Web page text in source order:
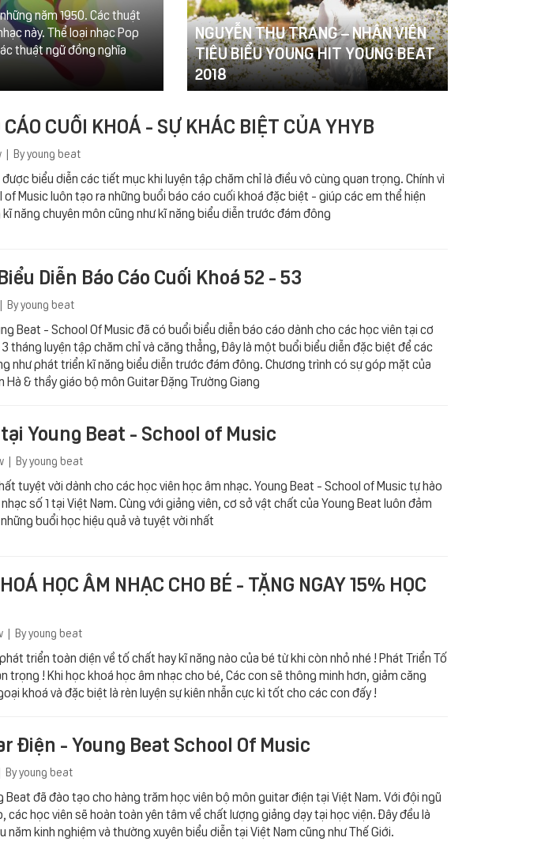
năm 1950. Các thuật
này. Thể loại nhạc Pop
thuật ngữ đồng nghĩa
NGUYỄN THU TRANG – NHÂN VIÊN
TIÊU BIỂU YOUNG HIT YOUNG BEAT
2018
CUỐI KHOÁ - SỰ KHÁC BIỆT CỦA YHYB
| By young beat
biểu diễn các tiết mục khi luyện tập chăm chỉ là điều vô cùng quan trọng. Chính vì
of Music luôn tạo ra những buổi báo cáo cuối khoá đặc biệt - giúp các em thể hiện
năng chuyên môn cũng như kĩ năng biểu diễn trước đám đông
Diễn Báo Cáo Cuối Khoá 52 - 53
By young beat
Beat - School Of Music đã có buổi biểu diễn báo cáo dành cho các học viên tại cơ
tháng luyện tập chăm chỉ và căng thẳng, Đây là một buổi biểu diễn đặc biệt để các
như phát triển kĩ năng biểu diễn trước đám đông. Chương trình có sự góp mặt của
Hà & thầy giáo bộ môn Guitar Đặng Trường Giang
Young Beat - School of Music
| By young beat
tuyệt vời dành cho các học viên học âm nhạc. Young Beat - School of Music tự hào
số 1 tại Việt Nam. Cùng với giảng viên, cơ sở vật chất của Young Beat luôn đảm
buổi học hiệu quả và tuyệt vời nhất
HỌC ÂM NHẠC CHO BÉ - TẶNG NGAY 15% HỌC
| By young beat
triển toàn diện về tố chất hay kĩ năng nào của bé từ khi còn nhỏ nhé ! Phát Triển Tố
trọng ! Khi học khoá học âm nhạc cho bé, Các con sẽ thông minh hơn, giảm căng
khoá và đặc biệt là rèn luyện sự kiên nhẫn cực kì tốt cho các con đấy !
Điện - Young Beat School Of Music
By young beat
Beat đã đào tạo cho hàng trăm học viên bộ môn guitar điện tại Việt Nam. Với đội ngũ
các học viên sẽ hoàn toàn yên tâm về chất lượng giảng dạy tại học viện. Đây đều là
năm kinh nghiệm và thường xuyên biểu diễn tại Việt Nam cũng như Thế Giới.